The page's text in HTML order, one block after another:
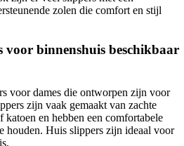
zolen die comfort en stijl
voor binnenshuis beschikbaar
voor dames die ontworpen zijn voor
zijn vaak gemaakt van zachte
en hebben een comfortabele
houden. Huis slippers zijn ideaal voor